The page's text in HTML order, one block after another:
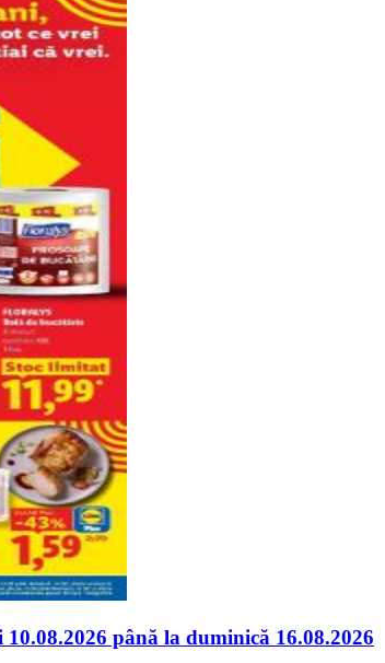
până la duminică 16.08.2026